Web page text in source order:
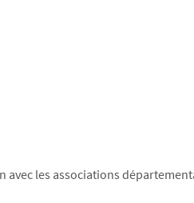
avec les associations